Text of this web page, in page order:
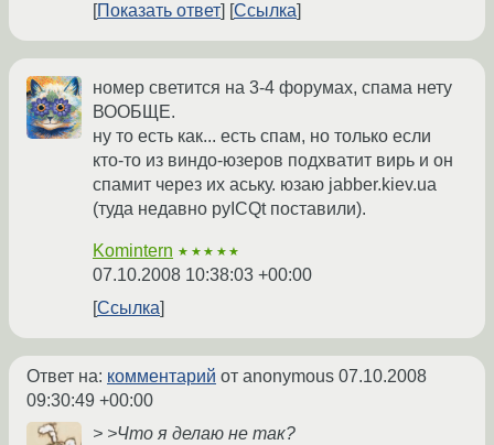
Показать ответ
Ссылка
номер светится на 3-4 форумах, спама нету
ВООБЩЕ.
ну то есть как... есть спам, но только если
кто-то из виндо-юзеров подхватит вирь и он
спамит через их аську. юзаю jabber.kiev.ua
(туда недавно pyICQt поставили).
Komintern ★★★★★
07.10.2008 10:38:03 +00:00
Ссылка
Ответ на: комментарий от anonymous 07.10.2008
09:30:49 +00:00
> >Что я делаю не так?